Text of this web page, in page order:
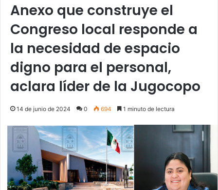
Anexo que construye el
Congreso local responde a
la necesidad de espacio
digno para el personal,
aclara líder de la Jugocopo
14 de junio de 2024 0 694 1 minuto de lectura